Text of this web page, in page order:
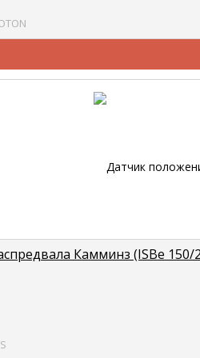
Камминз (ISBe 150/